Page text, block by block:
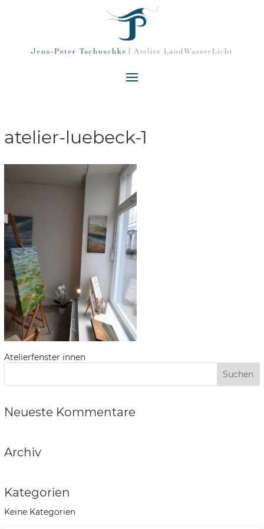
atelier-luebeck-1
Atelierfenster innen
Neueste Kommentare
Archiv
Kategorien
Keine Kategorien